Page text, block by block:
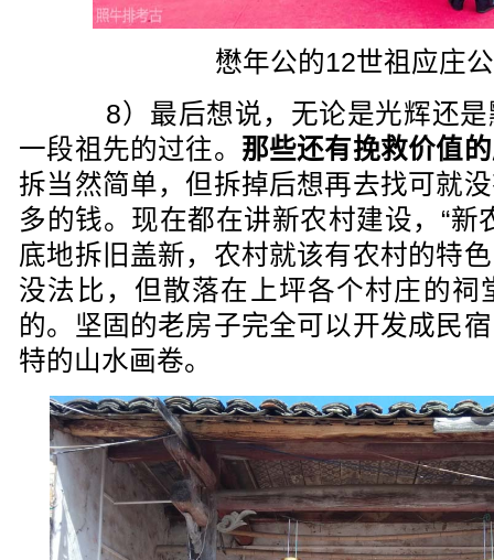
懋年公的12世祖应庄
8）最后想说，无论是光辉还是
一段祖先的过往。 那些还有挽救价值
拆当然简单，但拆掉后想再去找可就
多的钱。现在都在讲新农村建设，“新
底地拆旧盖新，农村就该有农村的特
没法比，但散落在上坪各个村庄的祠
的。坚固的老房子完全可以开发成民
特的山水画卷。